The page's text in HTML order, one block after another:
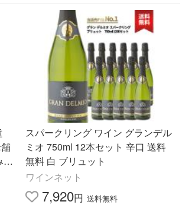
スパークリング ワイン グランデル
ミオ 750ml 12本セット 辛口 送料
無料 白 ブリュット
ワインネット
7,920円 送料無料